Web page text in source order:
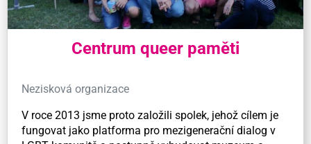
Centrum queer paměti
Nezisková organizace
V roce 2013 jsme proto založili spolek, jehož cílem je
fungovat jako platforma pro mezigenerační dialog v